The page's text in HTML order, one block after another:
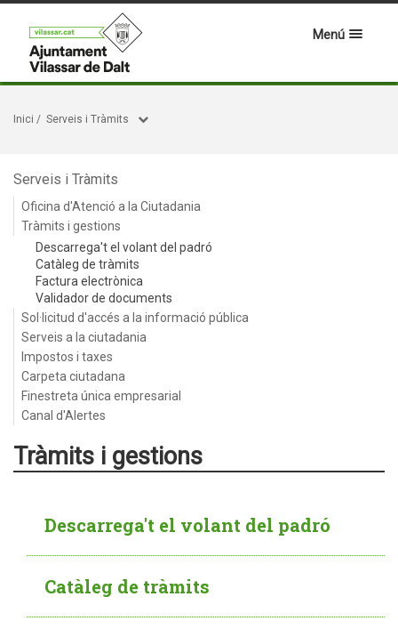
Menú
Inici / Serveis i Tràmits
Serveis i Tràmits
Oficina d'Atenció a la Ciutadania
Tràmits i gestions
Descarrega't el volant del padró
Catàleg de tràmits
Factura electrònica
Validador de documents
Sol·licitud d'accés a la informació pública
Serveis a la ciutadania
Impostos i taxes
Carpeta ciutadana
Finestreta única empresarial
Canal d'Alertes
Tràmits i gestions
Descarrega't el volant del padró
Catàleg de tràmits